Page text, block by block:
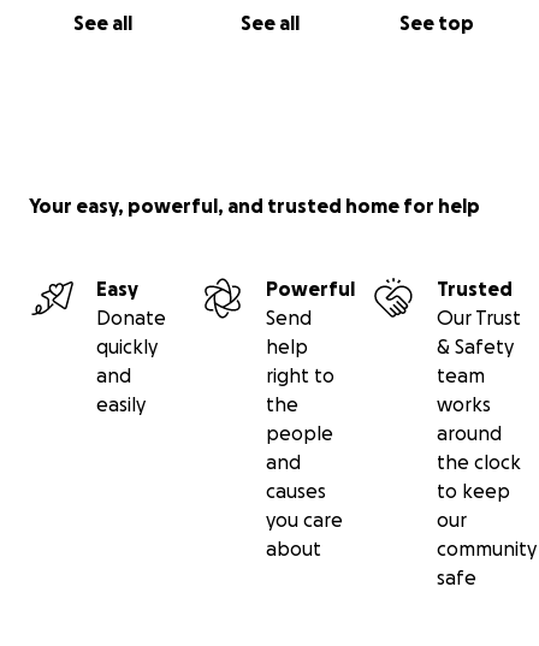
See all See all See top
Your easy, powerful, and trusted home for help
Easy
Donate
quickly
and
easily
Powerful
Send
help
right to
the
people
and
causes
you care
about
Trusted
Our Trust
& Safety
team
works
around
the clock
to keep
our
community
safe